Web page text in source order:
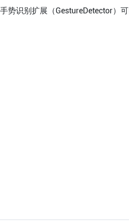
识别扩展（GestureDetector）